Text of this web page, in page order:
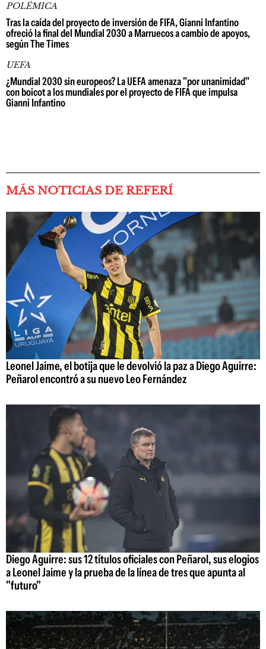
POLÉMICA
Tras la caída del proyecto de inversión de FIFA, Gianni Infantino
ofreció la final del Mundial 2030 a Marruecos a cambio de apoyos,
según The Times
UEFA
¿Mundial 2030 sin europeos? La UEFA amenaza "por unanimidad"
con boicot a los mundiales por el proyecto de FIFA que impulsa
Gianni Infantino
MÁS NOTICIAS DE REFERÍ
Leonel Jaime, el botija que le devolvió la paz a Diego Aguirre:
Peñarol encontró a su nuevo Leo Fernández
Diego Aguirre: sus 12 títulos oficiales con Peñarol, sus elogios
a Leonel Jaime y la prueba de la línea de tres que apunta al
"futuro"